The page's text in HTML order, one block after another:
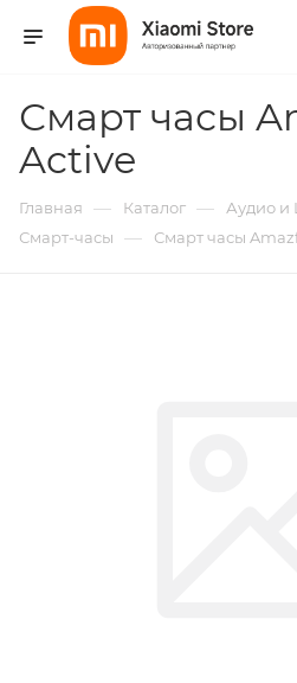
Смарт часы
Active
Главная — Каталог — Аудио и
Смарт-часы — Смарт часы